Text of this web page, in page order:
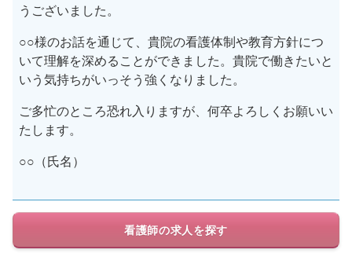
うございました。
○○様のお話を通じて、貴院の看護体制や教育方針につ
いて理解を深めることができました。貴院で働きたいと
いう気持ちがいっそう強くなりました。
ご多忙のところ恐れ入りますが、何卒よろしくお願いい
たします。
○○（氏名）
看護師の求人を探す